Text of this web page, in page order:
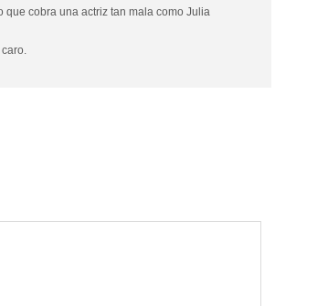
cobra una actriz tan mala como Julia